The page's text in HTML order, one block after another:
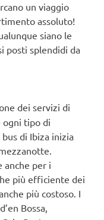
un viaggio
assoluto!
siano le
posti splendidi da
dei servizi di
tipo di
di Ibiza inizia
anche per i
più efficiente dei
più costoso. I
Bossa,